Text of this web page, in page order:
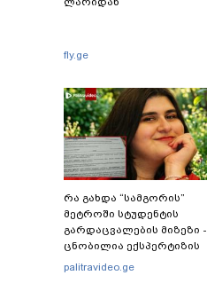
fly.ge
რა გახდა “სამგორის”
მეტროში სტუდენტის
გარდაცვალების მიზეზი -
ცნობილია ექსპერტიზის
პასუხი
palitravideo.ge